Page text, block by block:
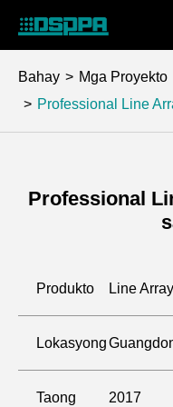
Bahay Mga Proyekto
Professional Line
Professional
Produkto Line
Lokasyong
Taong 2017